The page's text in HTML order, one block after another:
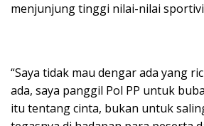
menjunjung tinggi nilai-nilai
“Saya tidak mau dengar ada yang
ada, saya panggil Pol PP untuk
itu tentang cinta, bukan untuk